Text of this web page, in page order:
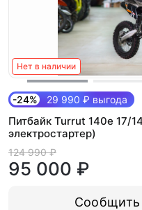
Нет в наличии
-24% 29 990 ₽ выгода
Питбайк Turrut 140e 17/
электростартер)
124 990 ₽
95 000 ₽
Сообщить